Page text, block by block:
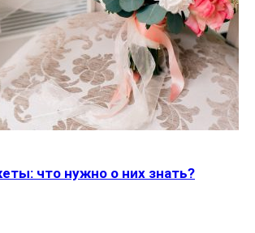
что нужно о них знать?